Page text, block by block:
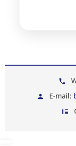
E-mail: